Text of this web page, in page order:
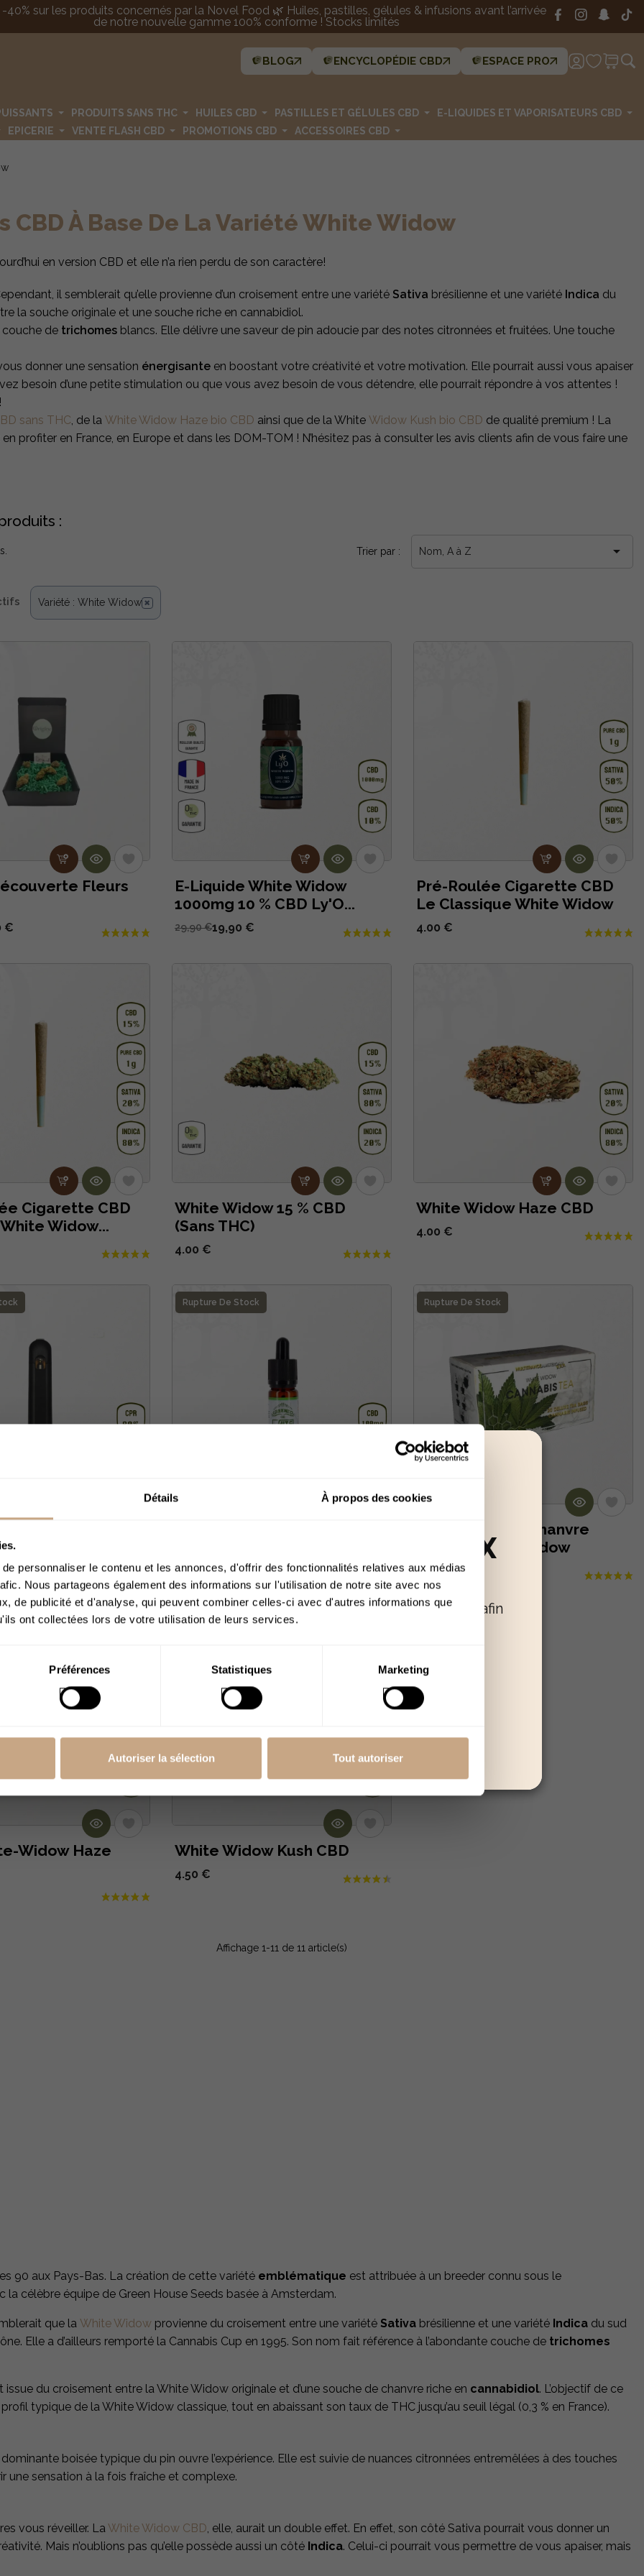
Détails À propos des cookies
personnaliser le contenu et les annonces, d'offrir des fonctionnalités relatives aux médias
Nous partageons également des informations sur l'utilisation de notre site avec nos
de publicité et d'analyse, qui peuvent combiner celles-ci avec d'autres informations que
ont collectées lors de votre utilisation de leurs services.
Préférences Statistiques Marketing
Autoriser la sélection Tout autoriser
-40% sur les produits concernés par la Novel Food 🌿 Huiles, pastilles, gélules & infusions avant l’arrivée
de notre nouvelle gamme 100% conforme ! Stocks limités
BLOG ENCYCLOPÉDIE CBD ESPACE PRO
PRODUITS SANS THC HUILES CBD PASTILLES ET GÉLULES CBD
E-LIQUIDES ET VAPORISATEURS CBD
EPICERIE VENTE FLASH CBD PROMOTIONS CBD ACCESSOIRES CBD
ACCÈS RÉSERVÉ AUX
+18
Merci de bien vouloir confirmer votre âge afin
ans
CBD À Base De La Variété White Widow
en version CBD et elle n’a rien perdu de son caractère!
il semblerait qu’elle provienne d’un croisement entre une variété Sativa brésilienne et une variété Indica du
la souche originale et une souche riche en cannabidiol.
couche de trichomes blancs. Elle délivre une saveur de pin adoucie par des notes citronnées et fruitées. Une touche
donner une sensation énergisante en boostant votre créativité et votre motivation. Elle pourrait aussi vous apaiser
besoin d’une petite stimulation ou que vous avez besoin de vous détendre, elle pourrait répondre à vos attentes !
sans THC, de la White Widow Haze bio CBD ainsi que de la White Widow Kush bio CBD de qualité premium ! La
profiter en France, en Europe et dans les DOM-TOM ! N’hésitez pas à consulter les avis clients afin de vous faire une
:
Trier par : Nom, A à Z 
Variété : White Widow
Fleurs
€
E-Liquide White Widow
1000mg 10 % CBD Ly'O...
19,90 €
29,90 €
Pré-Roulée Cigarette CBD
Le Classique White Widow
4.00 €
Cigarette CBD
Widow...
White Widow 15 % CBD
(Sans THC)
4.00 €
White Widow Haze CBD
4.00 €
80% CPR...
5,00 €
25,99 €
Rupture De Stock
Thé À Base De Chanvre
Saveur White Widow
6,50 €
Rupture De Stock
Widow Haze
White Widow Kush CBD
4.50 €
Rupture De Stock
Affichage 1-11 de 11 article(s)
90 aux Pays-Bas. La création de cette variété emblématique est attribuée à un breeder connu sous le
célèbre équipe de Green House Seeds basée à Amsterdam.
que la White Widow provienne du croisement entre une variété Sativa brésilienne et une variété Indica du sud
Elle a d’ailleurs remporté la Cannabis Cup en 1995. Son nom fait référence à l’abondante couche de trichomes
du croisement entre la White Widow originale et d’une souche de chanvre riche en cannabidiol. L’objectif de ce
typique de la White Widow classique, tout en abaissant son taux de THC jusqu’au seuil légal (0,3 % en France).
boisée typique du pin ouvre l’expérience. Elle est suivie de nuances citronnées entremêlées à des touches
une sensation à la fois fraîche et complexe.
vous réveiller. LaWhite Widow CBD, elle, aurait un double effet. En effet, son côté Sativa pourrait vous donner un
Mais n’oublions pas qu’elle possède aussi un côté Indica. Celui-ci pourrait vous permettre de vous apaiser, mais